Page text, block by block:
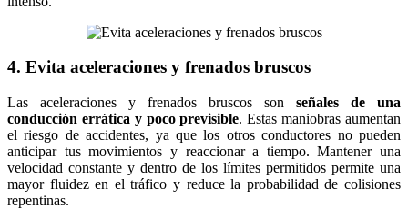
4. Evita aceleraciones y frenados bruscos
Las aceleraciones y frenados bruscos son señales de una
conducción errática y poco previsible. Estas maniobras aumentan
el riesgo de accidentes, ya que los otros conductores no pueden
anticipar tus movimientos y reaccionar a tiempo. Mantener una
velocidad constante y dentro de los límites permitidos permite una
mayor fluidez en el tráfico y reduce la probabilidad de colisiones
repentinas.